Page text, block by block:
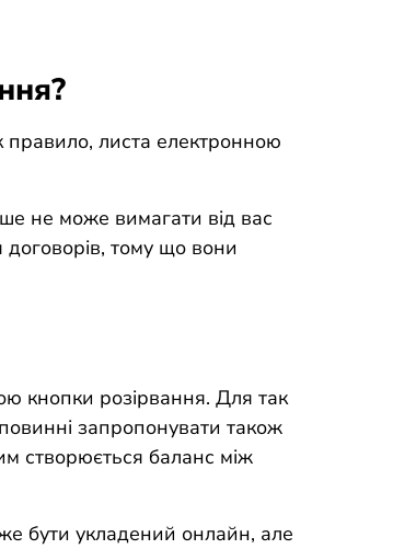
правило, листа електронною
не може вимагати від вас
договорів, тому що вони
кнопки розірвання. Для так
запропонувати також
створюється баланс між
бути укладений онлайн, але